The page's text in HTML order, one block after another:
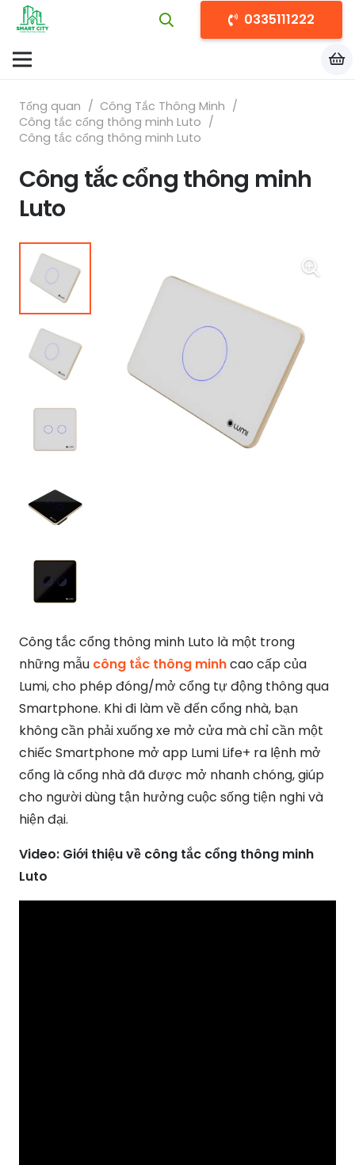
0335111222
Tổng quan / Công Tắc Thông Minh /
Công tắc cổng thông minh Luto /
Công tắc cổng thông minh Luto
Công tắc cổng thông minh
Luto
Công tắc cổng thông minh Luto là một trong
những mẫu công tắc thông minhcao cấp của
Lumi, cho phép đóng/mở cổng tự động thông qua
Smartphone. Khi đi làm về đến cổng nhà, bạn
không cần phải xuống xe mở cửa mà chỉ cần một
chiếc Smartphone mở app Lumi Life+ ra lệnh mở
cổng là cổng nhà đã được mở nhanh chóng, giúp
cho người dùng tận hưởng cuộc sống tiện nghi và
hiện đại.
Video: Giới thiệu về công tắc cổng thông minh
Luto